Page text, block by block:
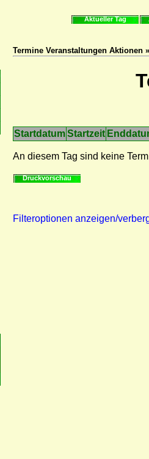
Aktueller Tag
Termine Veranstaltungen Aktionen
StartdatumStartzeit
An diesem Tag sind keine
Druckvorschau
Filteroptionen anzeigen/